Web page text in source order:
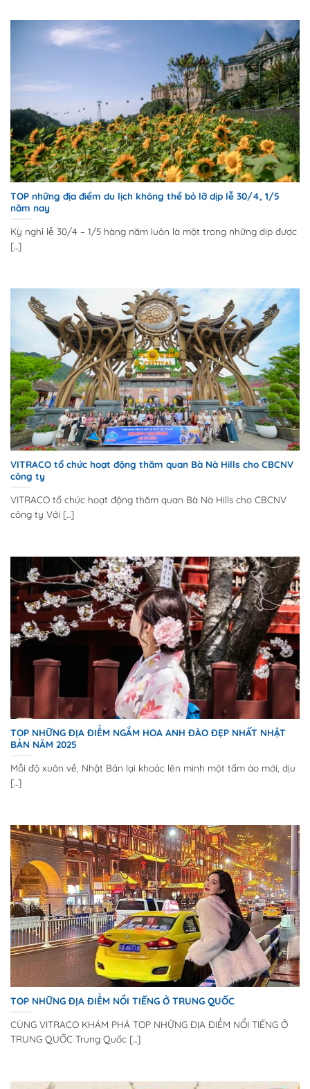
TOP những địa điểm du lịch không thể bỏ lỡ dịp lễ 30/4, 1/5
năm nay
Kỳ nghỉ lễ 30/4 – 1/5 hàng năm luôn là một trong những dịp được
[...]
VITRACO tổ chức hoạt động thăm quan Bà Nà Hills cho CBCNV
công ty
VITRACO tổ chức hoạt động thăm quan Bà Nà Hills cho CBCNV
công ty Với [...]
TOP NHỮNG ĐỊA ĐIỂM NGẮM HOA ANH ĐÀO ĐẸP NHẤT NHẬT
BẢN NĂM 2025
Mỗi độ xuân về, Nhật Bản lại khoác lên mình một tấm áo mới, dịu
[...]
TOP NHỮNG ĐỊA ĐIỂM NỔI TIẾNG Ở TRUNG QUỐC
CÙNG VITRACO KHÁM PHÁ TOP NHỮNG ĐỊA ĐIỂM NỔI TIẾNG Ở
TRUNG QUỐC Trung Quốc [...]